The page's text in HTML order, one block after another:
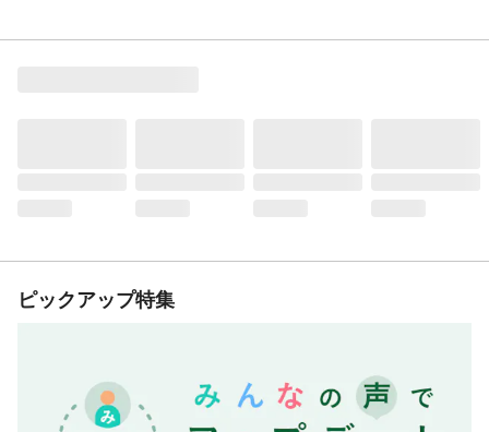
ピックアップ特集